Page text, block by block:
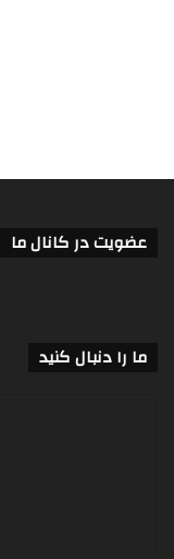
عضویت در کانال ما
ما را دنبال کنید